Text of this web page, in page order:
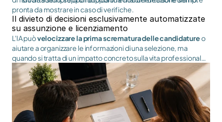
pronta da mostrare in caso di verifiche.
Il divieto di decisioni esclusivamente automatizzate
su assunzione e licenziamento
L'IA puòvelocizzare la prima scrematura delle candidatureo
aiutare a organizzare le informazioni di una selezione, ma
quando si tratta di un impatto concreto sulla vita professionale
di una persona,il giudizio umano deve rimanere al centro
Assunzioni, avanzamenti di carriera o cessazioni del rapporto
non possono essere affidati a una macchina. Serve un
intervento reale: chi decide deve poter analizzare il contesto e,
se necessario,
discostarsi dal suggerimento dell’algoritmo, è
il principio della supervisione umana.